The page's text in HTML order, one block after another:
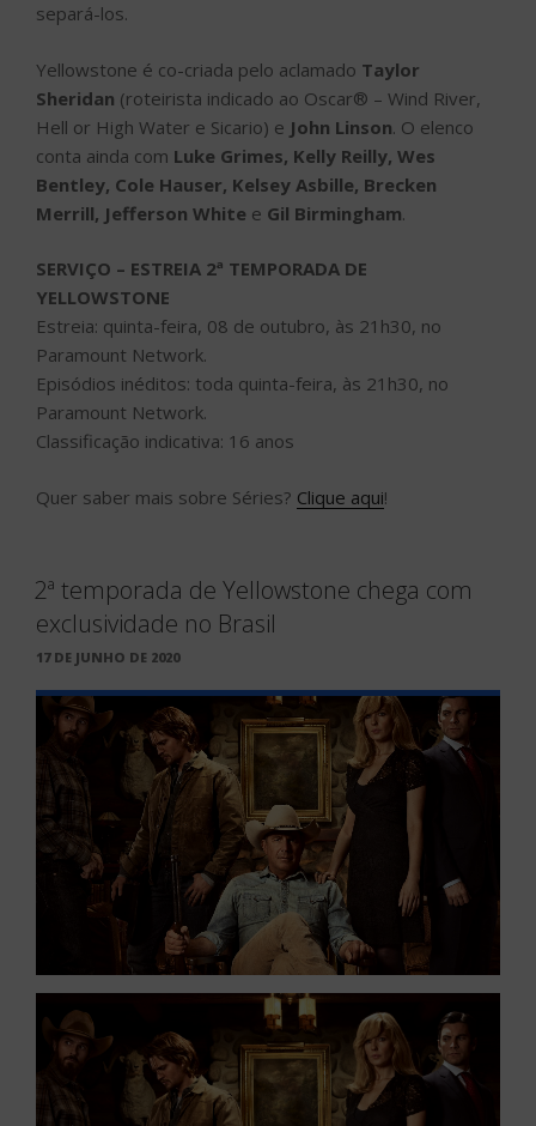
separá-los.
Yellowstone é co-criada pelo aclamado Taylor
Sheridan (roteirista indicado ao Oscar® – Wind River,
Hell or High Water e Sicario) e John Linson. O elenco
conta ainda com Luke Grimes, Kelly Reilly, Wes
Bentley, Cole Hauser, Kelsey Asbille, Brecken
Merrill, Jefferson White e Gil Birmingham.
SERVIÇO – ESTREIA 2ª TEMPORADA DE
YELLOWSTONE
Estreia: quinta-feira, 08 de outubro, às 21h30, no
Paramount Network.
Episódios inéditos: toda quinta-feira, às 21h30, no
Paramount Network.
Classificação indicativa: 16 anos
Quer saber mais sobre Séries? Clique aqui!
2ª temporada de Yellowstone chega com
exclusividade no Brasil
PUBLICADO
17 DE JUNHO DE 2020